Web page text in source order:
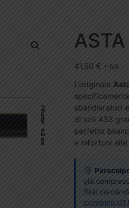
41,50 € + IVA
L’originale
sbandieratori
di soli 433
perfetto
e infortuni
🛡️
già
Stai
cilindrico G1